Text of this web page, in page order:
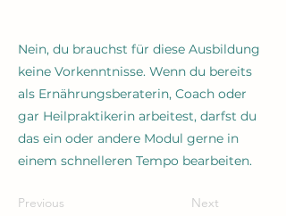
Nein, du brauchst für diese Ausbildung
keine Vorkenntnisse. Wenn du bereits
als Ernährungsberaterin, Coach oder
gar Heilpraktikerin arbeitest, darfst du
das ein oder andere Modul gerne in
einem schnelleren Tempo bearbeiten.
Previous Next